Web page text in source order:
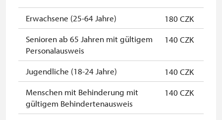
Inhaber der freien einmaligen
Eintrittskarte
kostenlos
NPÚ-Karte
kostenlos
"Náš člověk"-Karte *
kostenlos
* Freier Eintritt nur für den
Karteninhaber
Erwachsene (25-64 Jahre)
180 CZK
Senioren ab 65 Jahren mit gültigem
Personalausweis
140 CZK
Jugendliche (18-24 Jahre)
140 CZK
Menschen mit Behinderung mit
gültigem Behindertenausweis
140 CZK